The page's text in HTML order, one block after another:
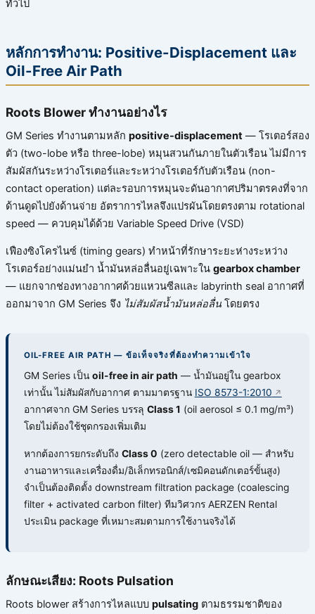
ทั่วไป
หลักการทำงาน: Positive-Displacement และ
Oil-Free Air Path
Roots Blower ทำงานอย่างไร
GM Series ทำงานตามหลัก positive-displacement— โรเตอร์สอง
ตัว (two-lobe หรือ three-lobe) หมุนสวนกันภายในตัวเรือน ไม่มีการ
สัมผัสกันระหว่างโรเตอร์และระหว่างโรเตอร์กับตัวเรือน (non-
contact operation) แต่ละรอบการหมุนจะดันอากาศปริมาตรคงที่จาก
ด้านดูดไปยังด้านจ่าย อัตราการไหลจึงแปรผันโดยตรงตาม rotational
speed — ควบคุมได้ด้วย Variable Speed Drive (VSD)
เฟืองซิงโครไนซ์ (timing gears) ทำหน้าที่รักษาระยะห่างระหว่าง
โรเตอร์อย่างแม่นยำ น้ำมันหล่อลื่นอยู่เฉพาะใน gearbox chamber
— แยกจากช่องทางอากาศด้วยแหวนซีลและ labyrinth seal อากาศที่
ออกมาจาก GM Series จึง ไม่สัมผัสน้ำมันหล่อลื่นโดยตรง
OIL-FREE AIR PATH — ข้อเท็จจริงที่ต้องทำความเข้าใจ
GM Series เป็น oil-free in air path — น้ำมันอยู่ใน gearbox
เท่านั้น ไม่สัมผัสกับอากาศ ตามมาตรฐาน ISO 8573-1:2010
อากาศจาก GM Series บรรลุ Class 1 (oil aerosol ≤ 0.1 mg/m³)
โดยไม่ต้องใช้ชุดกรองเพิ่มเติม
หากต้องการยกระดับถึง Class 0 (zero detectable oil — สำหรับ
งานอาหารและเครื่องดื่ม/อิเล็กทรอนิกส์/เซมิคอนดักเตอร์ขั้นสูง)
จำเป็นต้องติดตั้ง downstream filtration package (coalescing
filter + activated carbon filter) ทีมวิศวกร AERZEN Rental
ประเมิน package ที่เหมาะสมตามการใช้งานจริงได้
ลักษณะเสียง: Roots Pulsation
Roots blower สร้างการไหลแบบ pulsatingตามธรรมชาติของ